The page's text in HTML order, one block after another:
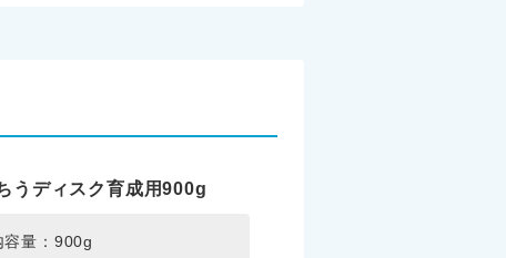
うディスク育成用900g
容量：900g